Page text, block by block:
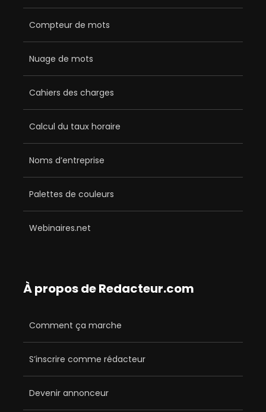
Compteur de mots
Nuage de mots
Cahiers des charges
Calcul du taux horaire
Noms d’entreprise
Palettes de couleurs
Webinaires.net
À propos de Redacteur.com
Comment ça marche
S’inscrire comme rédacteur
Devenir annonceur